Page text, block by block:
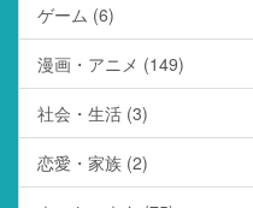
ゲーム (6)
漫画・アニメ (149)
社会・生活 (3)
恋愛・家族 (2)